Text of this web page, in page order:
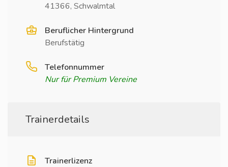
41366, Schwalmtal
Beruflicher Hintergrund
Berufstätig
Telefonnummer
Nur für Premium Vereine
Trainerdetails
Trainerlizenz